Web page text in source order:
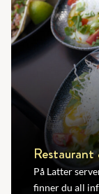
Restaurant
På Latter
finner du all